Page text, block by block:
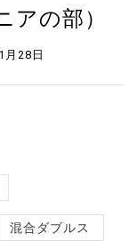
アの部）
28日
混合ダブルス